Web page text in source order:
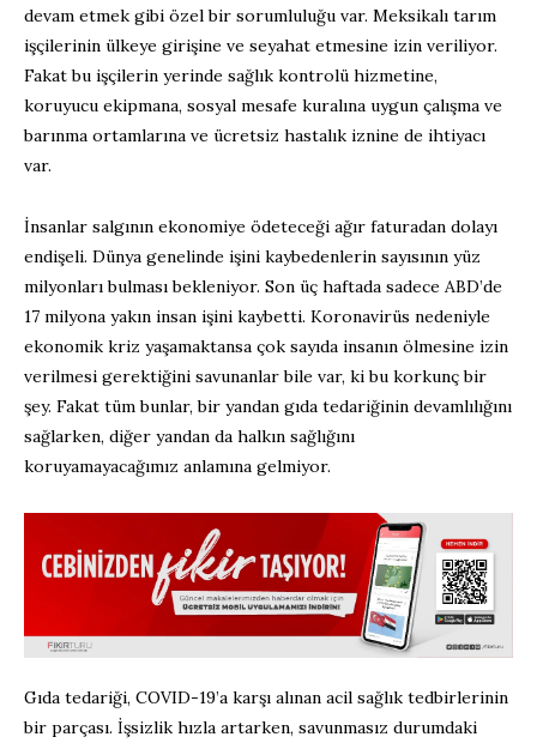
devam etmek gibi özel bir sorumluluğu var. Meksikalı tarım
işçilerinin ülkeye girişine ve seyahat etmesine izin veriliyor.
Fakat bu işçilerin yerinde sağlık kontrolü hizmetine,
koruyucu ekipmana, sosyal mesafe kuralına uygun çalışma ve
barınma ortamlarına ve ücretsiz hastalık iznine de ihtiyacı
var.
İnsanlar salgının ekonomiye ödeteceği ağır faturadan dolayı
endişeli. Dünya genelinde işini kaybedenlerin sayısının yüz
milyonları bulması bekleniyor. Son üç haftada sadece ABD’de
17 milyona yakın insan işini kaybetti. Koronavirüs nedeniyle
ekonomik kriz yaşamaktansa çok sayıda insanın ölmesine izin
verilmesi gerektiğini savunanlar bile var, ki bu korkunç bir
şey. Fakat tüm bunlar, bir yandan gıda tedariğinin devamlılığını
sağlarken, diğer yandan da halkın sağlığını
koruyamayacağımız anlamına gelmiyor.
Gıda tedariği, COVID-19’a karşı alınan acil sağlık tedbirlerinin
bir parçası. İşsizlik hızla artarken, savunmasız durumdaki